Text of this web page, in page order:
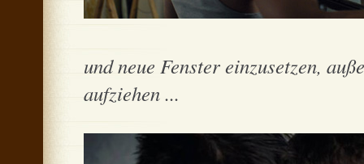
und neue Fenster einzusetzen,
aufziehen ...